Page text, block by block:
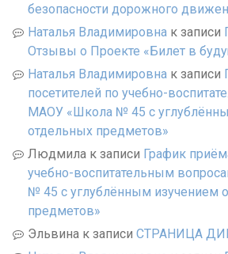
безопасности дорожного
Наталья Владимировна к записи
Отзывы о Проекте «Билет в
Наталья Владимировна к записи
посетителей по учебно-
МАОУ «Школа № 45 с
отдельных предметов»
Людмила к записи График
учебно-воспитательным
№ 45 с углублённым изучением
предметов»
Эльвина к записи СТРАНИЦА